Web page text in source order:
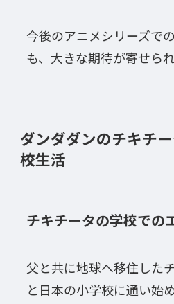
今後のアニメシリーズで
も、大きな期待が寄せられ
ダンダダンのチキチ
校生活
チキチータの学校での
父と共に地球へ移住した
と日本の小学校に通い始め